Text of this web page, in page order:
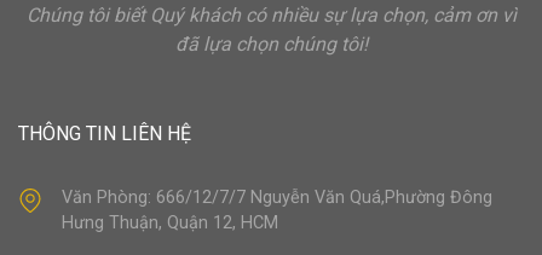
Chúng tôi biết Quý khách có nhiều sự lựa chọn, cảm ơn vì
đã lựa chọn chúng tôi!
THÔNG TIN LIÊN HỆ
Văn Phòng: 666/12/7/7 Nguyễn Văn Quá,Phường Đông
Hưng Thuận, Quận 12, HCM